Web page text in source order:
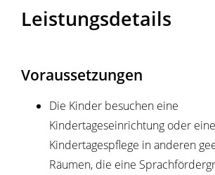
Leistungsdetails
Voraussetzungen
Die Kinder besuchen eine
Kindertageseinrichtung oder eine
Kindertagespflege in anderen
Räumen, die eine